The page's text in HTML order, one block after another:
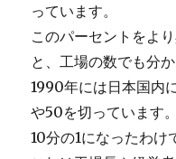
っています。
このパーセントをよ
と、工場の数でも分か
1990年には日本国内
や50を切っています。
10分の1になったわけ